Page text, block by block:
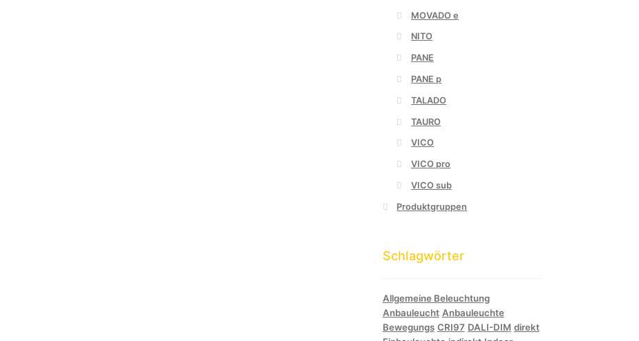
MOVADO e
NITO
PANE
PANE p
TALADO
TAURO
VICO
VICO pro
VICO sub
Produktgruppen
Schlagwörter
Allgemeine Beleuchtung
Anbauleucht Anbauleuchte
Bewegungs CRI97 DALI-DIM direkt